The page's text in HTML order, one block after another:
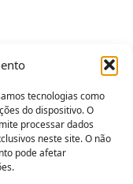
tecnologias como
do dispositivo. O
processar dados
neste site. O não
pode afetar